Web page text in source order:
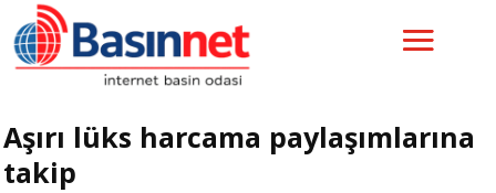
Aşırı lüks harcama paylaşımlarına
takip